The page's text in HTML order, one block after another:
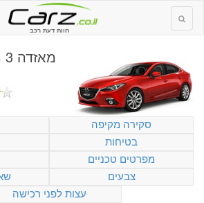
חוות דעת רכב
סקירה מקיפה
בטיחות
מפרטים טכניים
צבעים
עצות לפני רכישה